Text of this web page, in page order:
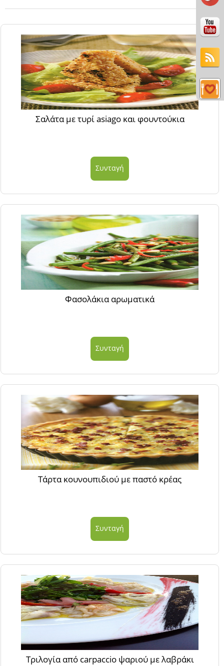
Σαλάτα με τυρί asiago και φουντούκια
Συνταγή
Φασολάκια αρωματικά
Συνταγή
Τάρτα κουνουπιδιού με παστό κρέας
Συνταγή
Τριλογία από carpaccio ψαριού με λαβράκι